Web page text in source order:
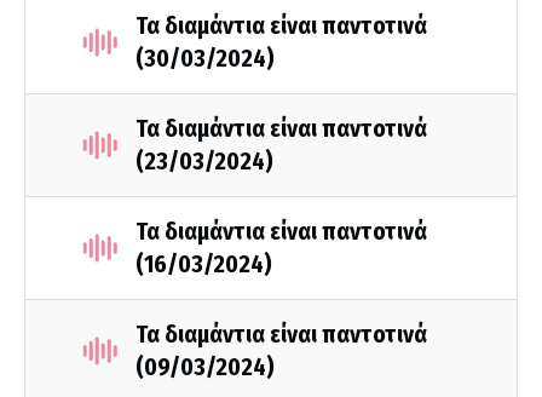
Τα διαμάντια είναι παντοτινά
(30/03/2024)
Τα διαμάντια είναι παντοτινά
(23/03/2024)
Τα διαμάντια είναι παντοτινά
(16/03/2024)
Τα διαμάντια είναι παντοτινά
(09/03/2024)